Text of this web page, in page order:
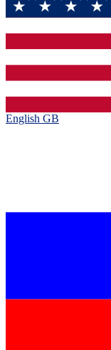
English GB‎